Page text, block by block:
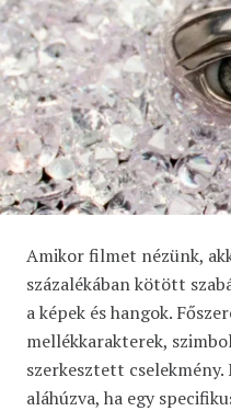
Amikor filmet nézünk,
százalékában kötött
a képek és hangok.
mellékkarakterek,
szerkesztett
aláhúzva, ha egy